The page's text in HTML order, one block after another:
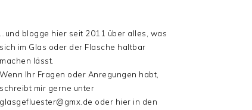
…und blogge hier seit 2011 über alles, was
sich im Glas oder der Flasche haltbar
machen lässt.
Wenn Ihr Fragen oder Anregungen habt,
schreibt mir gerne unter
glasgefluester@gmx.de oder hier in den